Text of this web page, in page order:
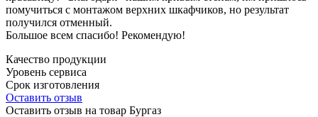
помучиться с монтажом верхних шкафчиков, но результат
получился отменный.
Большое всем спасибо! Рекомендую!
Качество продукции
Уровень сервиса
Срок изготовления
Оставить отзыв
Оставить отзыв на товар Бургаз